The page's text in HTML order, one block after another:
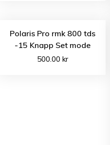
Polaris Pro rmk 800 tds
-15 Knapp Set mode
500.00kr